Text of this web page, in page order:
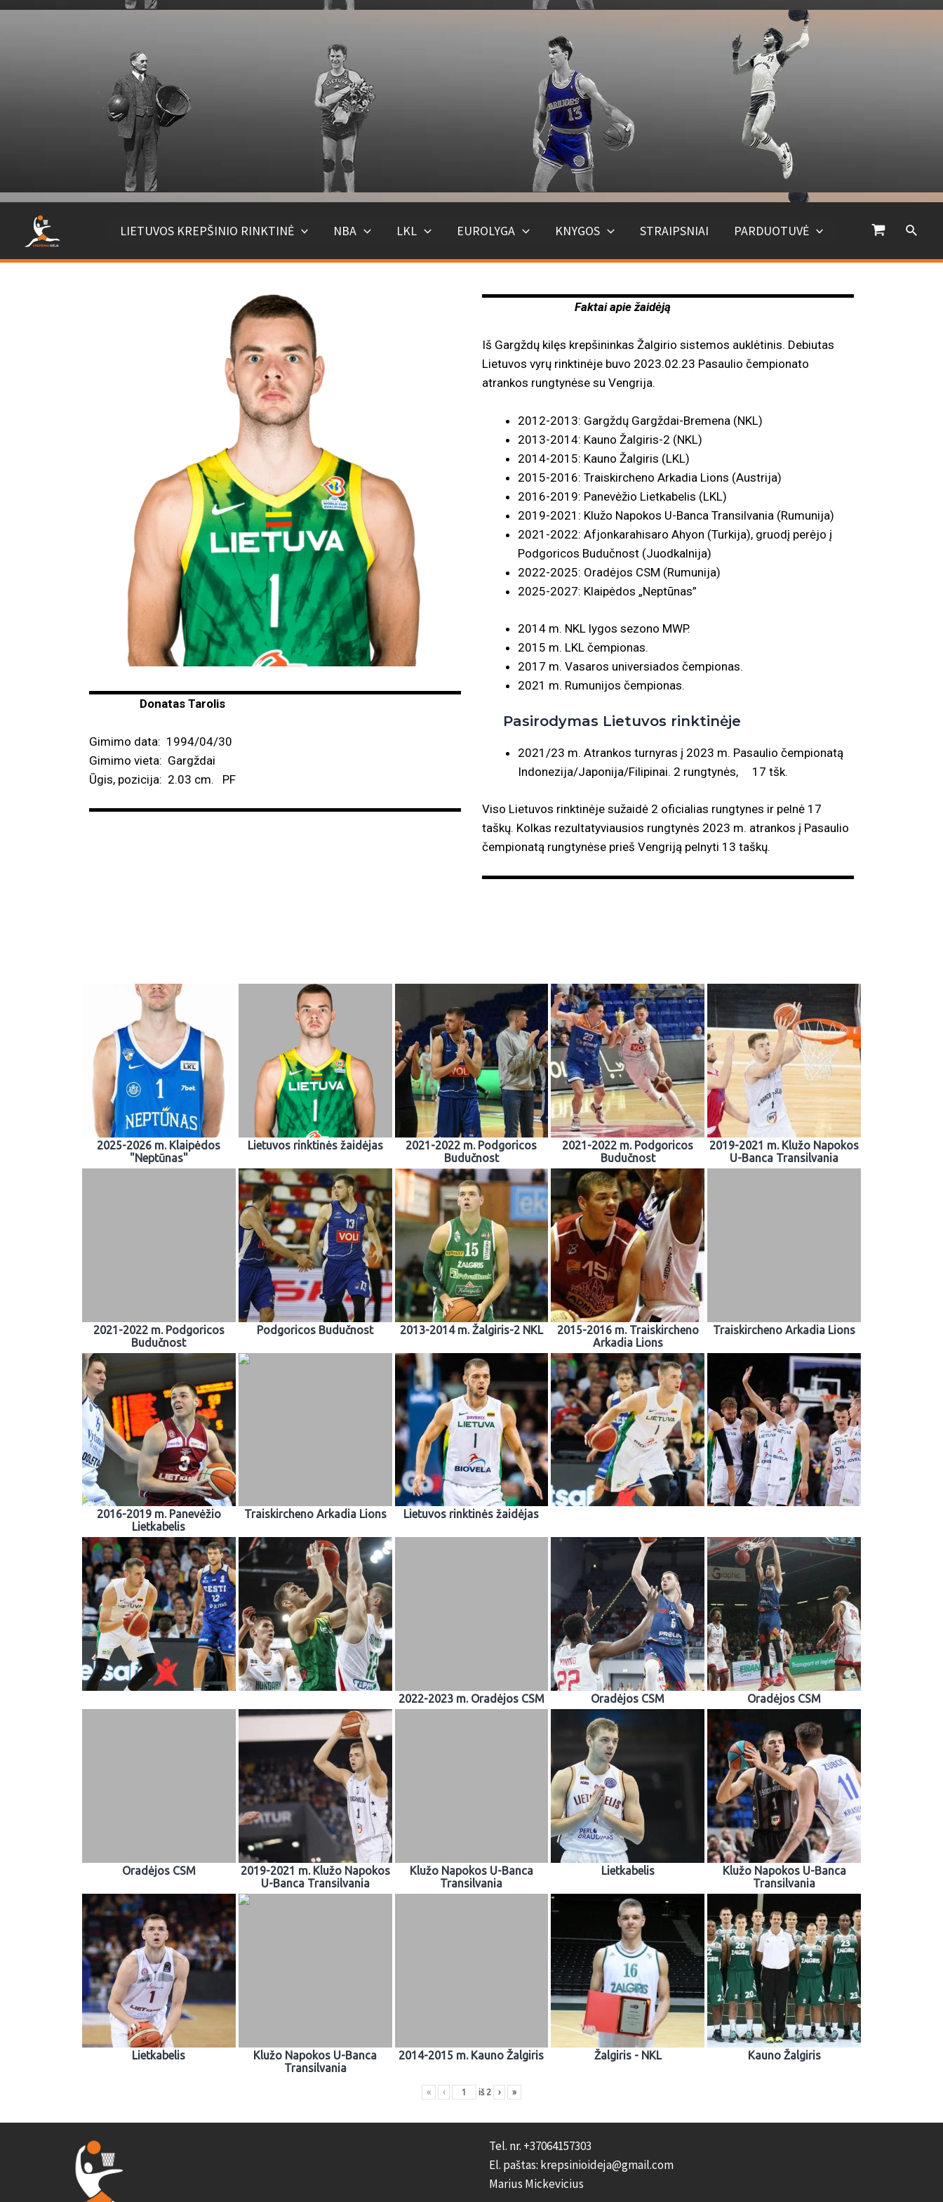
LIETUVOS KREPŠINIO RINKTINĖ NBA LKL EUROLYGA KNYGOS STRAIPSNIAI PARDUOTUVĖ
Donatas Tarolis
Gimimo data: 1994/04/30
Gimimo vieta: Gargždai
Ūgis, pozicija: 2.03 cm. PF
Faktai apie žaidėją
Iš Gargždų kilęs krepšininkas Žalgirio sistemos auklėtinis. Debiutas
Lietuvos vyrų rinktinėje buvo 2023.02.23 Pasaulio čempionato
atrankos rungtynėse su Vengrija.
2012-2013: Gargždų Gargždai-Bremena (NKL)
2013-2014: Kauno Žalgiris-2 (NKL)
2014-2015: Kauno Žalgiris (LKL)
2015-2016: Traiskircheno Arkadia Lions (Austrija)
2016-2019: Panevėžio Lietkabelis (LKL)
2019-2021: Klužo Napokos U-Banca Transilvania (Rumunija)
2021-2022: Afjonkarahisaro Ahyon (Turkija), gruodį perėjo į
Podgoricos Budučnost (Juodkalnija)
2022-2025: Oradėjos CSM (Rumunija)
2025-2027: Klaipėdos „Neptūnas”
2014 m. NKL lygos sezono MWP.
2015 m. LKL čempionas.
2017 m. Vasaros universiados čempionas.
2021 m. Rumunijos čempionas.
Pasirodymas Lietuvos rinktinėje
2021/23 m. Atrankos turnyras į 2023 m. Pasaulio čempionatą
Indonezija/Japonija/Filipinai. 2 rungtynės, 17 tšk.
Viso Lietuvos rinktinėje sužaidė 2 oficialias rungtynes ir pelnė 17
taškų. Kolkas rezultatyviausios rungtynės 2023 m. atrankos į Pasaulio
čempionatą rungtynėse prieš Vengriją pelnyti 13 taškų.
2025-2026 m. Klaipėdos
"Neptūnas"
Lietuvos rinktinės žaidėjas
2021-2022 m. Podgoricos
Budučnost
2021-2022 m. Podgoricos
Budučnost
2019-2021 m. Klužo Napokos
U-Banca Transilvania
2021-2022 m. Podgoricos
Budučnost
Podgoricos Budučnost 2013-2014 m. Žalgiris-2 NKL
2015-2016 m. Traiskircheno
Arkadia Lions
Traiskircheno Arkadia Lions
2016-2019 m. Panevėžio
Lietkabelis
Traiskircheno Arkadia Lions Lietuvos rinktinės žaidėjas
2022-2023 m. Oradėjos CSM Oradėjos CSM Oradėjos CSM
Oradėjos CSM
2019-2021 m. Klužo Napokos
U-Banca Transilvania
Klužo Napokos U-Banca
Transilvania
Lietkabelis
Klužo Napokos U-Banca
Transilvania
Lietkabelis
Klužo Napokos U-Banca
Transilvania
2014-2015 m. Kauno Žalgiris Žalgiris - NKL Kauno Žalgiris
« ‹ iš 2 › »
Tel. nr. +37064157303
El. paštas: krepsinioideja@gmail.com
Marius Mickevicius